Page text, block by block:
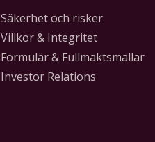
Säkerhet och risker
Villkor & Integritet
Formulär & Fullmaktsmallar
Investor Relations